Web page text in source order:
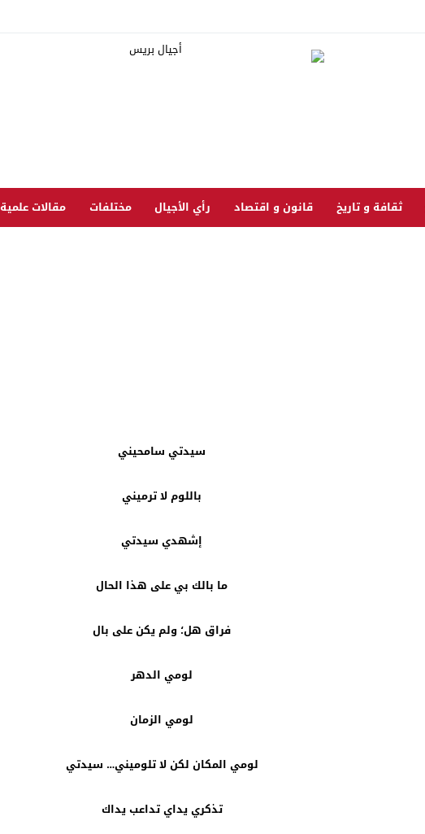
ثقافة و تاريخ قانون و اقتصاد رأي الأجيال مختلفات مقالات علمية
سيدتي سامحيني
باللوم لا ترميني
إشهدي سيدتي
ما بالك بي على هذا الحال
فراق هل؛ ولم يكن على بال
لومي الدهر
لومي الزمان
لومي المكان لكن لا تلوميني… سيدتي
تذكري يداي تداعب يداك